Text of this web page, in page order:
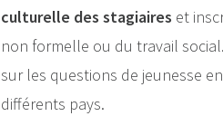
culturelle des stagiaires et
non formelle ou du travail
sur les questions de jeunesse
différents pays.